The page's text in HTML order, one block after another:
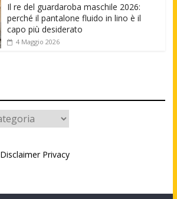
Il re del guardaroba maschile 2026:
perché il pantalone fluido in lino è il
capo più desiderato
4 Maggio 2026
Disclaimer Privacy